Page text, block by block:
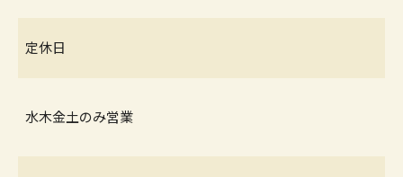
定休日
水木金土のみ営業